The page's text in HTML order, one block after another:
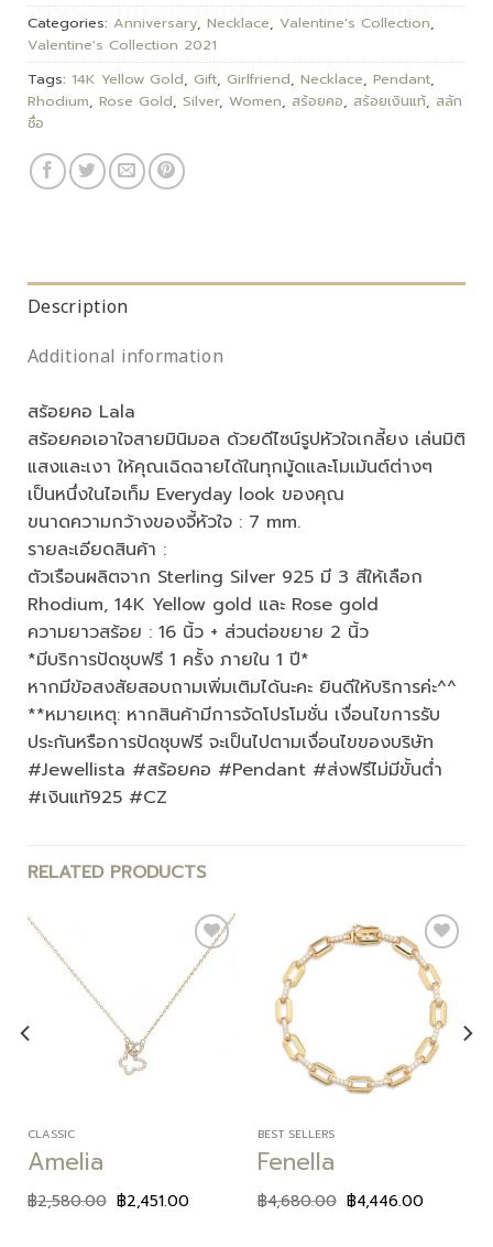
Categories: Anniversary, Necklace, Valentine's Collection,
Valentine's Collection 2021
Tags: 14K Yellow Gold, Gift, Girlfriend, Necklace, Pendant,
Rhodium, Rose Gold, Silver, Women, สร้อยคอ, สร้อยเงินแท้, สลัก
ชื่อ
Description
Additional information
สร้อยคอ Lala
สร้อยคอเอาใจสายมินิมอล ด้วยดีไซน์รูปหัวใจเกลี้ยง เล่นมิติ
แสงและเงา ให้คุณเฉิดฉายได้ในทุกมู้ดและโมเม้นต์ต่างๆ
เป็นหนึ่งในไอเท็ม Everyday look ของคุณ
ขนาดความกว้างของจี้หัวใจ : 7 mm.
รายละเอียดสินค้า :
ตัวเรือนผลิตจาก Sterling Silver 925 มี 3 สีให้เลือก
Rhodium, 14K Yellow gold และ Rose gold
ความยาวสร้อย : 16 นิ้ว + ส่วนต่อขยาย 2 นิ้ว
*มีบริการปัดชุบฟรี 1 ครั้ง ภายใน 1 ปี*
หากมีข้อสงสัยสอบถามเพิ่มเติมได้นะคะ ยินดีให้บริการค่ะ^^
**หมายเหตุ: หากสินค้ามีการจัดโปรโมชั่น เงื่อนไขการรับ
ประกันหรือการปัดชุบฟรี จะเป็นไปตามเงื่อนไขของบริษัท
#Jewellista #สร้อยคอ #Pendant #ส่งฟรีไม่มีขั้นต่ำ
#เงินแท้925 #CZ
RELATED PRODUCTS
CLASSIC
Amelia
฿2,580.00 ฿2,451.00
Add to
wishlist
BEST SELLERS
Fenella
฿4,680.00 ฿4,446.00